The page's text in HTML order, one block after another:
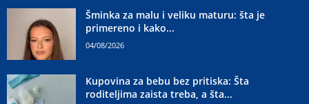
Šminka za malu i veliku maturu: šta je
primereno i kako...
04/08/2026
Kupovina za bebu bez pritiska: Šta
roditeljima zaista treba, a šta...